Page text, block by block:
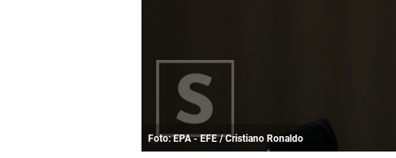
Foto: EPA - EFE / Cristiano Ronaldo